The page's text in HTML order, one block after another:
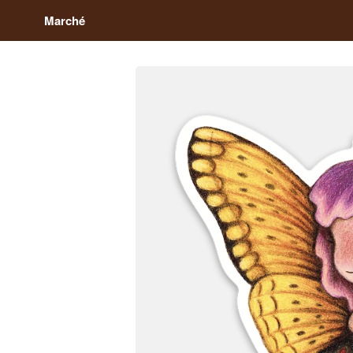
Marché